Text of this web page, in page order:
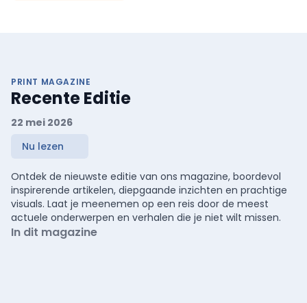
PRINT MAGAZINE
Recente Editie
22 mei 2026
Nu lezen
Ontdek de nieuwste editie van ons magazine, boordevol
inspirerende artikelen, diepgaande inzichten en prachtige
visuals. Laat je meenemen op een reis door de meest
actuele onderwerpen en verhalen die je niet wilt missen.
In dit magazine